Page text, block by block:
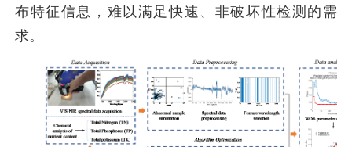
布特征信息，难以满足快速、非破坏性检测的需
求。